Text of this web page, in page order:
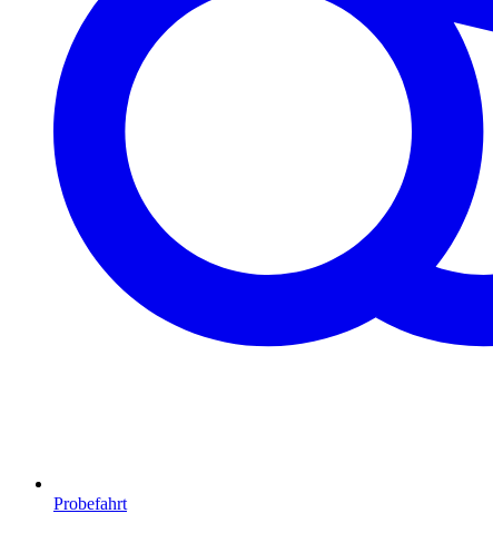
Probefahrt